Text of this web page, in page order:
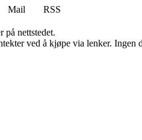
Mail
RSS
på nettstedet.
ved å kjøpe via lenker. Ingen